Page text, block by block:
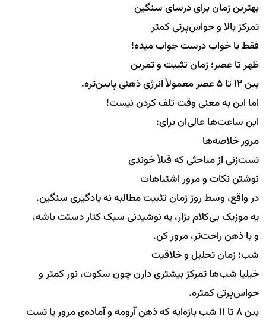
بهترین زمان برای درسای سنگین
تمرکز بالا و حواس‌پرتی کمتر
فقط با خواب درست جواب میده!
ظهر تا عصر؛ زمان تثبیت و تمرین
بین ۱۲ تا ۵ عصر معمولاً انرژی ذهنی پایین‌تره.
اما این به معنی وقت تلف کردن نیست!
این ساعت‌ها عالی‌ان برای:
مرور خلاصه‌ها
تست‌زنی از مباحثی که قبلاً خوندی
نوشتن نکات و مرور اشتباهات
در واقع، وسط روز زمان تثبیت مطالبه نه یادگیری سنگین.
یه موزیک بی‌کلام بزار، یه نوشیدنی سبک کنار دستت باشه،
و با ذهن راحت‌تر، مرور کن.
شب؛ زمان تحلیل و خلاقیت
خیلیا شب‌ها تمرکز بیشتری دارن چون سکوت، نور کمتر و
حواس‌پرتی کمتره.
بین ۸ تا ۱۱ شب بازه‌ایه که ذهن آرومه و آماده‌ی مرور یا تست